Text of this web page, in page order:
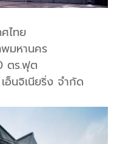
ไทย
มหานคร
ตร.ฟุต
นจิเนียริ่ง จำกัด